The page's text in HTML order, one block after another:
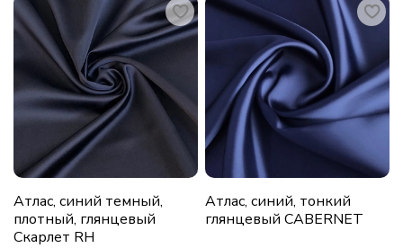
Атлас, синий темный,
плотный, глянцевый
Скарлет RH
Атлас, синий, тонкий
глянцевый CABERNET